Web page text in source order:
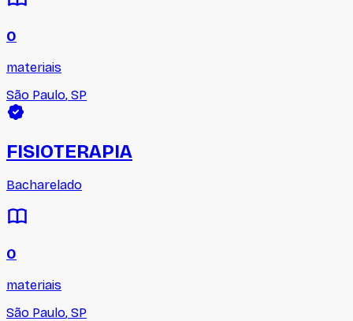
0
materiais
São Paulo, SP
FISIOTERAPIA
Bacharelado
0
materiais
São Paulo, SP